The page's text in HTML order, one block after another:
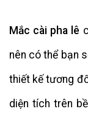
Mắc cài pha lê
nên có thể bạn
thiết kế tương
diện tích trên